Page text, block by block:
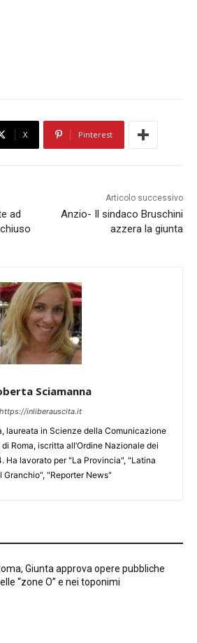
X Pinterest
ad
Articolo successivo
Anzio- Il sindaco Bruschini
azzera la giunta
Sciamanna
https://inliberauscita.it
laureata in Scienze della Comunicazione
Roma, iscritta all’Ordine Nazionale dei
Ha lavorato per "La Provincia", "Latina
Granchio", "Reporter News"
Giunta approva opere pubbliche
“zone O” e nei toponimi